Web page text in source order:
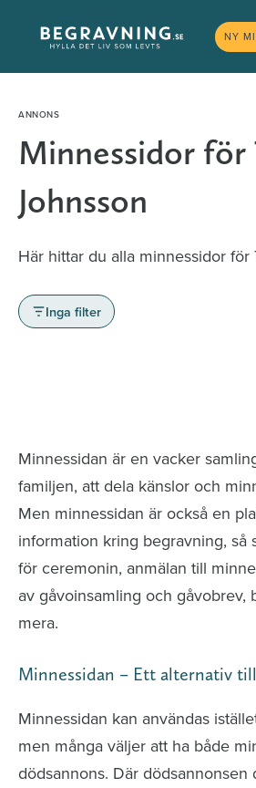
innehåll
NY
Minnessidor för
Johnsson
Här hittar du alla minnessidor för
Inga filter
Minnessidan är en vacker
familjen, att dela känslor och
Men minnessidan är också en
information kring begravning, så
för ceremonin, anmälan till
av gåvoinsamling och gåvobrev,
mera.
Minnessidan – Ett alternativ
Minnessidan kan användas
men många väljer att ha både
dödsannons. Där dödsannonsen